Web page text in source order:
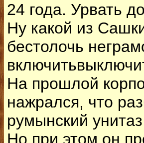
24 года. Урвать
Ну какой из
бестолочь
На прошлой
нажрался, что
румынский
Но при этом он